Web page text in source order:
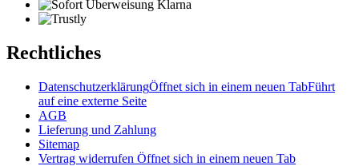
Rechtliches
DatenschutzerklärungÖffnet sich in einem neuen TabFührt
auf eine externe Seite
AGB
Lieferung und Zahlung
Sitemap
Vertrag widerrufen Öffnet sich in einem neuen Tab